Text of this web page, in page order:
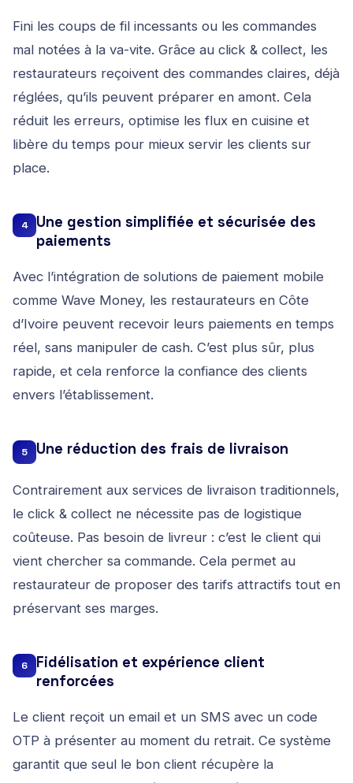
Fini les coups de fil incessants ou les commandes
mal notées à la va-vite. Grâce au click & collect, les
restaurateurs reçoivent des commandes claires, déjà
réglées, qu’ils peuvent préparer en amont. Cela
réduit les erreurs, optimise les flux en cuisine et
libère du temps pour mieux servir les clients sur
place.
4
Une gestion simplifiée et sécurisée des
paiements
Avec l’intégration de solutions de paiement mobile
comme Wave Money, les restaurateurs en Côte
d’Ivoire peuvent recevoir leurs paiements en temps
réel, sans manipuler de cash. C’est plus sûr, plus
rapide, et cela renforce la confiance des clients
envers l’établissement.
5 Une réduction des frais de livraison
Contrairement aux services de livraison traditionnels,
le click & collect ne nécessite pas de logistique
coûteuse. Pas besoin de livreur : c’est le client qui
vient chercher sa commande. Cela permet au
restaurateur de proposer des tarifs attractifs tout en
préservant ses marges.
6
Fidélisation et expérience client
renforcées
Le client reçoit un email et un SMS avec un code
OTP à présenter au moment du retrait. Ce système
garantit que seul le bon client récupère la